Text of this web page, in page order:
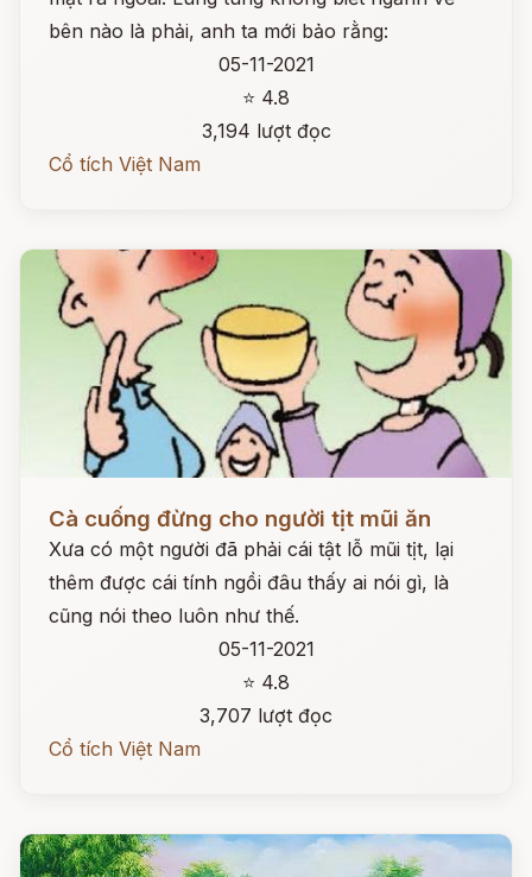
bên nào là phải, anh ta mới bảo rằng:
05-11-2021
⭐ 4.8
3,194 lượt đọc
Cổ tích Việt Nam
Cà cuống đừng cho người tịt mũi ăn
Xưa có một người đã phải cái tật lỗ mũi tịt, lại
thêm được cái tính ngồi đâu thấy ai nói gì, là
cũng nói theo luôn như thế.
05-11-2021
⭐ 4.8
3,707 lượt đọc
Cổ tích Việt Nam